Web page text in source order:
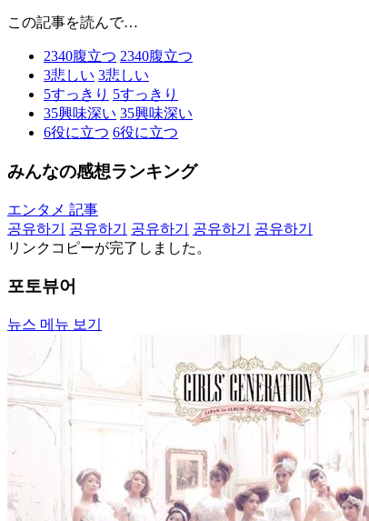
この記事を読んで…
2340腹立つ 2340腹立つ
3悲しい 3悲しい
5すっきり 5すっきり
35興味深い 35興味深い
6役に立つ 6役に立つ
みんなの感想ランキング
エンタメ 記事
공유하기
공유하기 공유하기 공유하기
공유하기
リンクコピーが完了しました。
포토뷰어
뉴스 메뉴 보기